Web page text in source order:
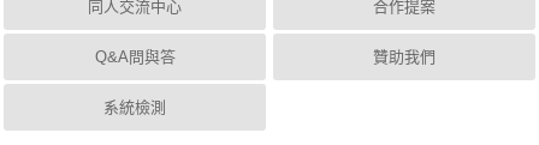
同人交流中心
Q&A問與答
系統檢測
合作提案
贊助我們